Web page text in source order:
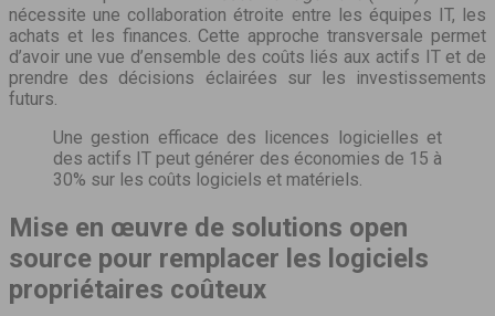
nécessite une collaboration étroite entre les équipes IT, les
achats et les finances. Cette approche transversale permet
d’avoir une vue d’ensemble des coûts liés aux actifs IT et de
prendre des décisions éclairées sur les investissements
futurs.
Une gestion efficace des licences logicielles et
des actifs IT peut générer des économies de 15 à
30% sur les coûts logiciels et matériels.
Mise en œuvre de solutions open
source pour remplacer les logiciels
propriétaires coûteux